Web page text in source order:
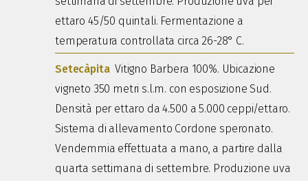
ettaro 45/50 quintali. Fermentazione a
temperatura controllata circa 26-28° C.
Setecàpita Vitigno Barbera 100%. Ubicazione
vigneto 350 metri s.l.m. con esposizione Sud.
Densità per ettaro da 4.500 a 5.000 ceppi/ettaro.
Sistema di allevamento Cordone speronato.
Vendemmia effettuata a mano, a partire dalla
quarta settimana di settembre. Produzione uva